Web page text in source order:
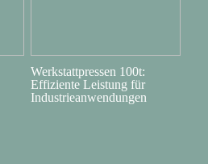
Werkstattpressen 100t:
Effiziente Leistung für
Industrieanwendungen